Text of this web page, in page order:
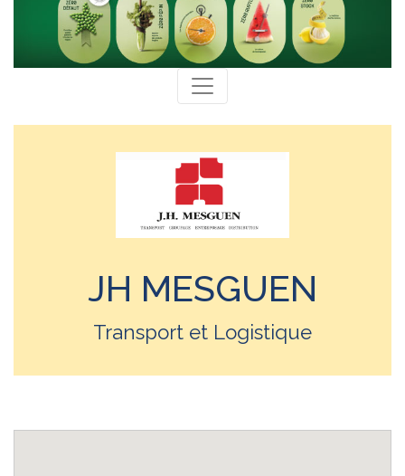
JH MESGUEN
Transport et Logistique